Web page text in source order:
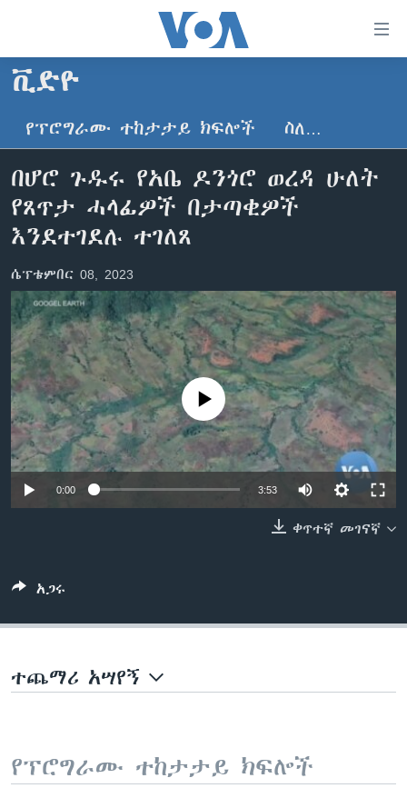
ማገናኛዎች
ዋናው
ይዘት
ወደ
ዋናው
ይዘት
እለፍ
ወደ
ዋናው
ይዘት
እለፍ
ዜና
ኢትዮጵያ
አሜሪካ
ኑሮ በጤንነት
ከምሽቱ ሦስት ሰዓት የአማርኛ ዜና
ቪዲዮ
ክምችት
Learning English
ይከተሉን
ቋንቋዎች
ቪድዮ
የፕሮግራሙ ተከታታይ ክፍሎች ስለ…
በሆሮ ጉዱሩ የአቤ ዶንጎሮ ወረዳ ሁለት
የጸጥታ ሓላፊዎች በታጣቂዎች
እንደተገደሉ ተገለጸ
ሴፕቴምበር 08, 2023
No media source currently available
0:00 3:53
ቀጥተኛ መገናኛ
አጋሩ
ተጨማሪ አሣየኝ
የፕሮግራሙ ተከታታይ ክፍሎች